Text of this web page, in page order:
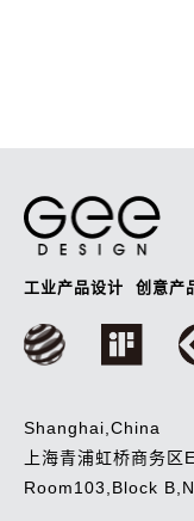
工业产品设计 创意产
Shanghai,China
上海青浦虹桥商务
Room103,Block